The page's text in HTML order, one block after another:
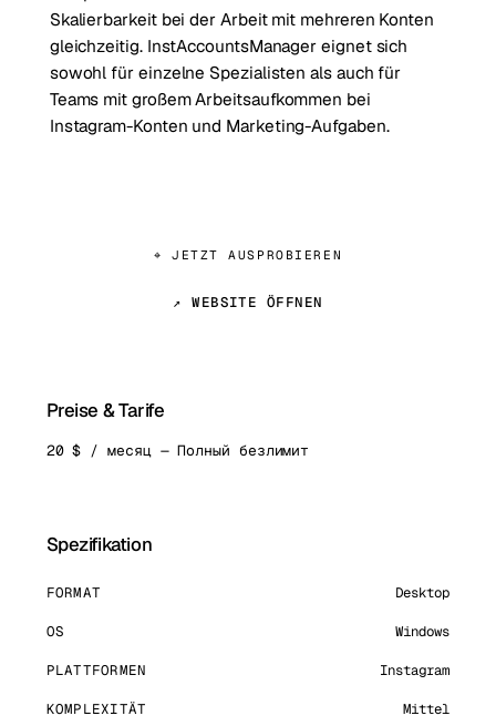
Skalierbarkeit bei der Arbeit mit mehreren Konten
gleichzeitig. InstAccountsManager eignet sich
sowohl für einzelne Spezialisten als auch für
Teams mit großem Arbeitsaufkommen bei
Instagram-Konten und Marketing-Aufgaben.
⌖ JETZT AUSPROBIEREN
↗ WEBSITE ÖFFNEN
Preise & Tarife
20 $ / месяц — Полный безлимит
Spezifikation
FORMAT Desktop
OS Windows
PLATTFORMEN Instagram
KOMPLEXITÄT Mittel